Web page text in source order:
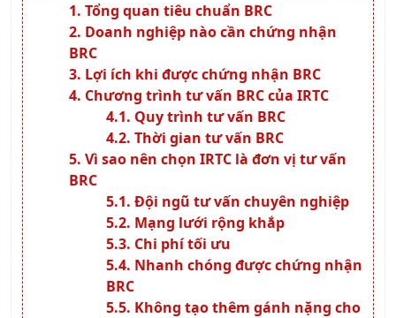
Tổng quan tiêu chuẩn BRC
Doanh nghiệp nào cần chứng nhận
BRC
Lợi ích khi được chứng nhận BRC
Chương trình tư vấn BRC của IRTC
Quy trình tư vấn BRC
Thời gian tư vấn BRC
Vì sao nên chọn IRTC là đơn vị tư vấn
BRC
Đội ngũ tư vấn chuyên nghiệp
Mạng lưới rộng khắp
Chi phí tối ưu
Nhanh chóng được chứng nhận
BRC
Không tạo thêm gánh nặng cho